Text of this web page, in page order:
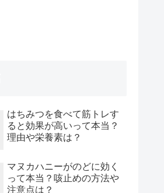
はちみつを食べて筋トレす
ると効果が高いって本当？
理由や栄養素は？
マヌカハニーがのどに効く
って本当？咳止めの方法や
注意点は？